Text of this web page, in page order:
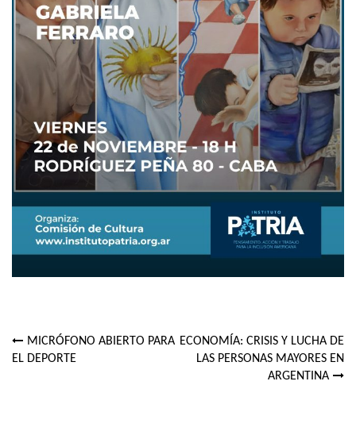
Navegación
MICRÓFONO ABIERTO PARA
EL DEPORTE
ECONOMÍA: CRISIS Y LUCHA DE
LAS PERSONAS MAYORES EN
ARGENTINA